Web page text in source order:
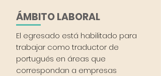
ÁMBITO LABORAL
El egresado está habilitado para
trabajar como traductor de
portugués en áreas que
correspondan a empresas